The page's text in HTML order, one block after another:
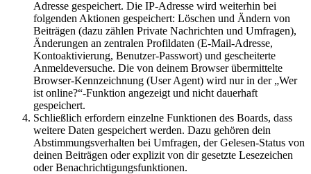
Adresse gespeichert. Die IP-Adresse wird weiterhin bei
folgenden Aktionen gespeichert: Löschen und Ändern von
Beiträgen (dazu zählen Private Nachrichten und Umfragen),
Änderungen an zentralen Profildaten (E-Mail-Adresse,
Kontoaktivierung, Benutzer-Passwort) und gescheiterte
Anmeldeversuche. Die von deinem Browser übermittelte
Browser-Kennzeichnung (User Agent) wird nur in der „Wer
ist online?“-Funktion angezeigt und nicht dauerhaft
gespeichert.
Schließlich erfordern einzelne Funktionen des Boards, dass
weitere Daten gespeichert werden. Dazu gehören dein
Abstimmungsverhalten bei Umfragen, der Gelesen-Status von
deinen Beiträgen oder explizit von dir gesetzte Lesezeichen
oder Benachrichtigungsfunktionen.